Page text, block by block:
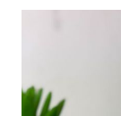
springen